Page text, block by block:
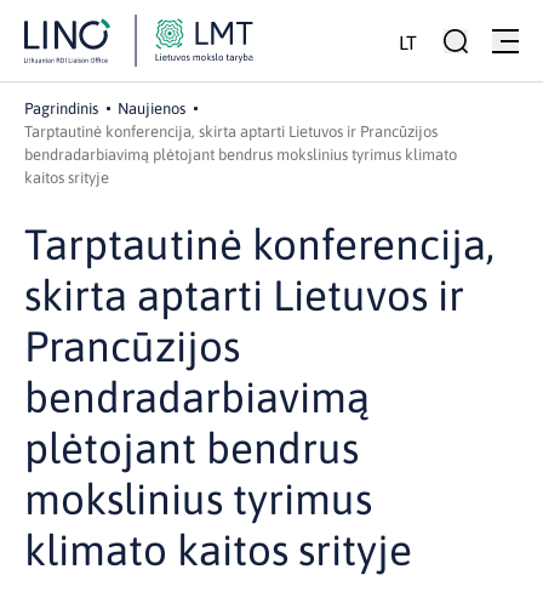
LT
Pagrindinis
Naujienos
Tarptautinė konferencija, skirta aptarti Lietuvos ir Prancūzijos
bendradarbiavimą plėtojant bendrus mokslinius tyrimus klimato
kaitos srityje
Tarptautinė konferencija,
skirta aptarti Lietuvos ir
Prancūzijos
bendradarbiavimą
plėtojant bendrus
mokslinius tyrimus
klimato kaitos srityje